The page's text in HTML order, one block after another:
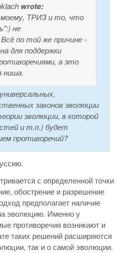
wrote:
ТРИЗ и то, что
не
по той же причине -
для поддержки
а это
ниша.
законов эволюции
эволюции, в которой
и т.п.) будет
противоречий?
с определенной точки
обострение и разрешение
предполагает наличие
эволюцию. Именно у
противоречия возникают и
таких решений расширяются
так и о самой эволюции.